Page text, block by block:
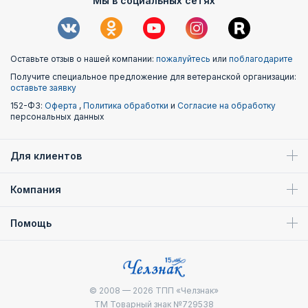
«За безупречную службу», «За обеспечение
«10, 20 или 30 лет независимости». Выпущены с целью
поощрения граждан страны и жителей других
государств, которые сделали вклад в развитие
Орден Славы – его получает только высший командный
купить на сайте «Челзнак»
элементы поощрения людей, сделавших весомый вклад в
развитие республики. Они позволяют выразить
благодарность за совершенные поступки, выделить
Оставьте отзыв о нашей компании: пожалуйтесь или поблагодарите
Получите специальное предложение для ветеранской организации:
оставьте заявку
152-ФЗ: Оферта , Политика обработки и Согласие на обработку
персональных данных
Для клиентов
Компания
Помощь
© 2008 — 2026 ТПП «Челзнак»
ТМ Товарный знак №729538